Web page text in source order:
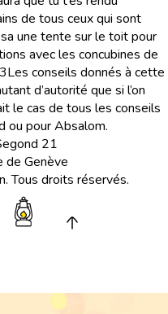
de tous ceux qui sont
une tente sur le toit pour
avec les concubines de
Les conseils donnés à cette
d’autorité que si l’on
le cas de tous les conseils
ou pour Absalom.
21
Genève
Tous droits réservés.